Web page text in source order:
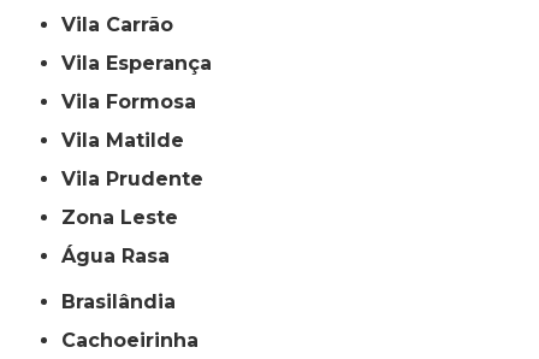
Vila Carrão
Vila Esperança
Vila Formosa
Vila Matilde
Vila Prudente
Zona Leste
Água Rasa
Brasilândia
Cachoeirinha